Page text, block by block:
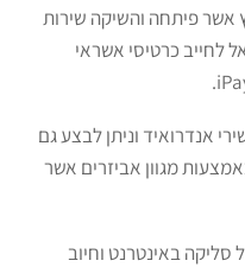
אשר פיתחה והשיקה שירות
לחייב כרטיסי אשראי
אנדרואיד וניתן לבצע גם
מגוון אביזרים אשר
באינטרנט וחיוב